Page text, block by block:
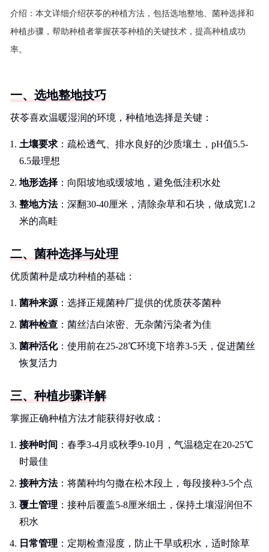
介绍： 本文详细介绍茯苓的种植方法，包括选地整地、菌种选择和
种植步骤，帮助种植者掌握茯苓种植的关键技术，提高种植成功
率。
一、选地整地技巧
茯苓喜欢温暖湿润的环境，种植地选择是关键：
土壤要求 ：疏松透气、排水良好的沙质壤土，pH值5.5-
6.5最理想
地形选择 ：向阳坡地或缓坡地，避免低洼积水处
整地方法：深翻30-40厘米，清除杂草和石块，做成宽1.2
米的高畦
二、菌种选择与处理
优质菌种是成功种植的基础：
菌种来源 ：选择正规菌种厂提供的优质茯苓菌种
菌种检查 ：菌丝洁白浓密、无杂菌污染者为佳
菌种活化：使用前在25-28℃环境下培养3-5天，促进菌丝
恢复活力
三、种植步骤详解
掌握正确种植方法才能获得好收成：
接种时间 ：春季3-4月或秋季9-10月，气温稳定在20-25℃
时最佳
接种方法：将菌种均匀撒在松木段上，每段接种3-5个点
覆土管理 ：接种后覆盖5-8厘米细土，保持土壤湿润但不
积水
日常管理 ：定期检查湿度，防止干旱或积水，适时除草